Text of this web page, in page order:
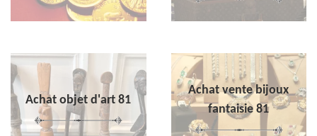
Achat objet d'art 81
Achat vente bijoux
fantaisie 81